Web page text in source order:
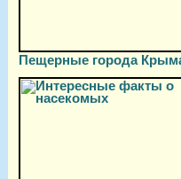
Пещерные города